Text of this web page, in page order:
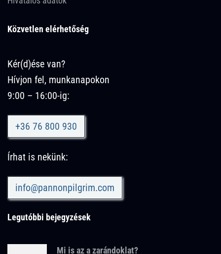
Közvetlen elérhetőség
Kér(d)ése van?
Hívjon fel, munkanapokon
9:00 – 16:00-ig:
+36 76 800 930
Írhat is nekünk:
info@pannonpilgrim.com
Legutóbbi bejegyzések
Mi is az a zarándoklat?